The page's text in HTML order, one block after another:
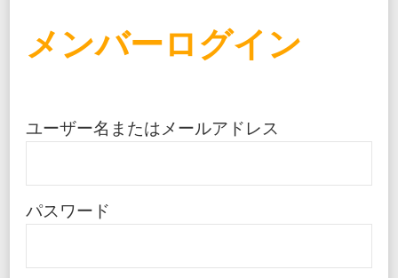
メンバーログイン
ユーザー名またはメールアドレス
パスワード